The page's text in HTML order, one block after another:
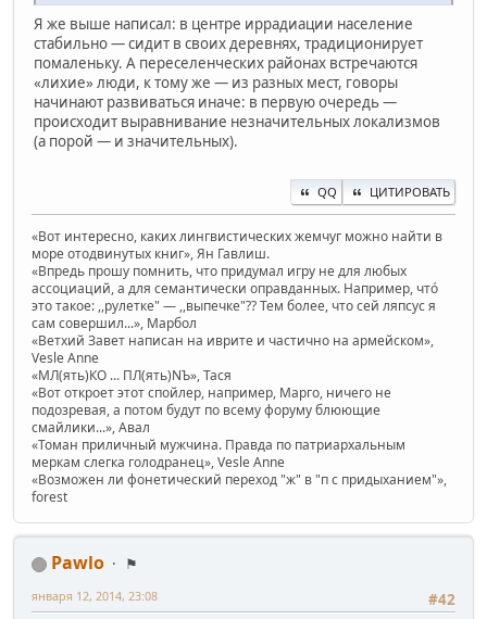
Я же выше написал: в центре иррадиации население
стабильно — сидит в своих деревнях, традиционирует
помаленьку. А переселенческих районах встречаются
«лихие» люди, к тому же — из разных мест, говоры
начинают развиваться иначе: в первую очередь —
происходит выравнивание незначительных локализмов
(а порой — и значительных).
QQ ЦИТИРОВАТЬ
«Вот интересно, каких лингвистических жемчуг можно найти в
море отодвинутых книг», Ян Гавлиш.
«Впредь прошу помнить, что придумал игру не для любых
ассоциаций, а для семантически оправданных. Например, чтó
это такое: ,,рулетке" — ,,выпечке"?? Тем более, что сей ляпсус я
сам совершил...», Марбол
«Ветхий Завет написан на иврите и частично на армейском»,
Vesle Anne
«МЛ(ять)КО ... ПЛ(ять)NЪ», Тася
«Вот откроет этот спойлер, например, Марго, ничего не
подозревая, а потом будут по всему форуму блюющие
смайлики...», Авал
«Томан приличный мужчина. Правда по патриархальным
меркам слегка голодранец», Vesle Anne
«Возможен ли фонетический переход "ж" в "п с придыханием"»,
forest
Pawlo
⚑
#42
января 12, 2014, 23:08